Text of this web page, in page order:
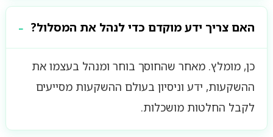
האם צריך ידע מוקדם כדי לנהל את המסלול?
כן, מומלץ. מאחר שהחוסך בוחר ומנהל בעצמו את
ההשקעות, ידע וניסיון בעולם ההשקעות מסייעים
לקבל החלטות מושכלות.